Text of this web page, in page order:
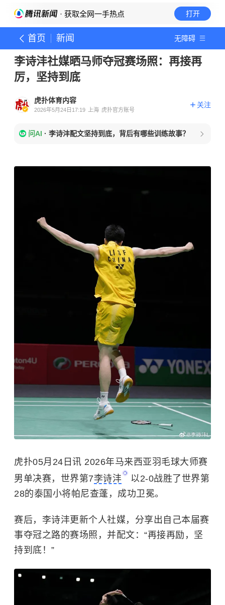
· 获取全网一手热点 打开
首页 新闻 无障碍
李诗沣社媒晒马师夺冠赛场照：再接再
厉，坚持到底
虎扑体育内容
2026年5月24日17:19 上海 虎扑官方账号
关注
问AI · 李诗沣配文坚持到底，背后有哪些训练故事？
虎扑05月24日讯 2026年马来西亚羽毛球大师赛
男单决赛，世界第7李诗沣
以2-0战胜了世界第
28的泰国小将帕尼查蓬，成功卫冕。
赛后，李诗沣更新个人社媒，分享出自己本届赛
事夺冠之路的赛场照，并配文：“再接再励 ，坚
持到底！”